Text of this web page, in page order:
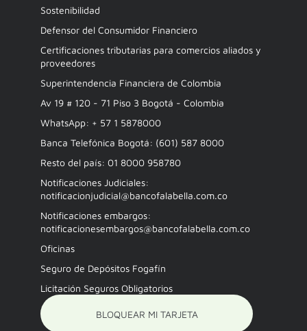
Sostenibilidad
Defensor del Consumidor Financiero
Certificaciones tributarias para comercios aliados y
proveedores
Superintendencia Financiera de Colombia
Av 19 # 120 - 71 Piso 3 Bogotá - Colombia
WhatsApp: + 57 1 5878000
Banca Telefónica Bogotá: (601) 587 8000
Resto del país: 01 8000 958780
Notificaciones Judiciales:
notificacionjudicial@bancofalabella.com.co
Notificaciones embargos:
notificacionesembargos@bancofalabella.com.co
Oficinas
Seguro de Depósitos Fogafín
Licitación Seguros Obligatorios
BLOQUEAR MI TARJETA